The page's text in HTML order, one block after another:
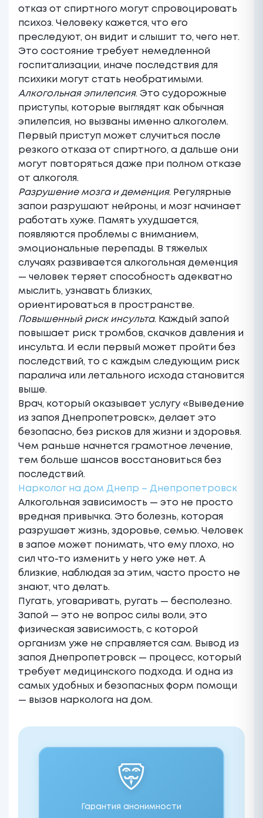
отказ от спиртного могут спровоцировать
психоз. Человеку кажется, что его
преследуют, он видит и слышит то, чего нет.
Это состояние требует немедленной
госпитализации, иначе последствия для
психики могут стать необратимыми.
Алкогольная эпилепсия. Это судорожные
приступы, которые выглядят как обычная
эпилепсия, но вызваны именно алкоголем.
Первый приступ может случиться после
резкого отказа от спиртного, а дальше они
могут повторяться даже при полном отказе
от алкоголя.
Разрушение мозга и деменция. Регулярные
запои разрушают нейроны, и мозг начинает
работать хуже. Память ухудшается,
появляются проблемы с вниманием,
эмоциональные перепады. В тяжелых
случаях развивается алкогольная деменция
— человек теряет способность адекватно
мыслить, узнавать близких,
ориентироваться в пространстве.
Повышенный риск инсульта. Каждый запой
повышает риск тромбов, скачков давления и
инсульта. И если первый может пройти без
последствий, то с каждым следующим риск
паралича или летального исхода становится
выше.
Врач, который оказывает услугу «Выведение
из запоя Днепропетровск», делает это
безопасно, без рисков для жизни и здоровья.
Чем раньше начнется грамотное лечение,
тем больше шансов восстановиться без
последствий.
Нарколог на дом Днепр – Днепропетровск
Алкогольная зависимость — это не просто
вредная привычка. Это болезнь, которая
разрушает жизнь, здоровье, семью. Человек
в запое может понимать, что ему плохо, но
сил что-то изменить у него уже нет. А
близкие, наблюдая за этим, часто просто не
знают, что делать.
Пугать, уговаривать, ругать — бесполезно.
Запой — это не вопрос силы воли, это
физическая зависимость, с которой
организм уже не справляется сам. Вывод из
запоя Днепропетровск — процесс, который
требует медицинского подхода. И одна из
самых удобных и безопасных форм помощи
— вызов нарколога на дом.
Гарантия анонимности